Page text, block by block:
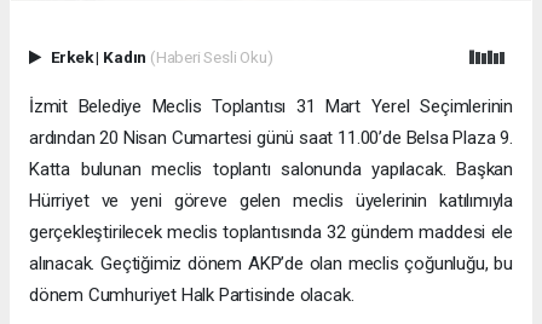
Erkek| Kadın (Haberi Sesli Oku)
İzmit Belediye Meclis Toplantısı 31 Mart Yerel Seçimlerinin
ardından 20 Nisan Cumartesi günü saat 11.00’de Belsa Plaza 9.
Katta bulunan meclis toplantı salonunda yapılacak. Başkan
Hürriyet ve yeni göreve gelen meclis üyelerinin katılımıyla
gerçekleştirilecek meclis toplantısında 32 gündem maddesi ele
alınacak. Geçtiğimiz dönem AKP’de olan meclis çoğunluğu, bu
dönem Cumhuriyet Halk Partisinde olacak.